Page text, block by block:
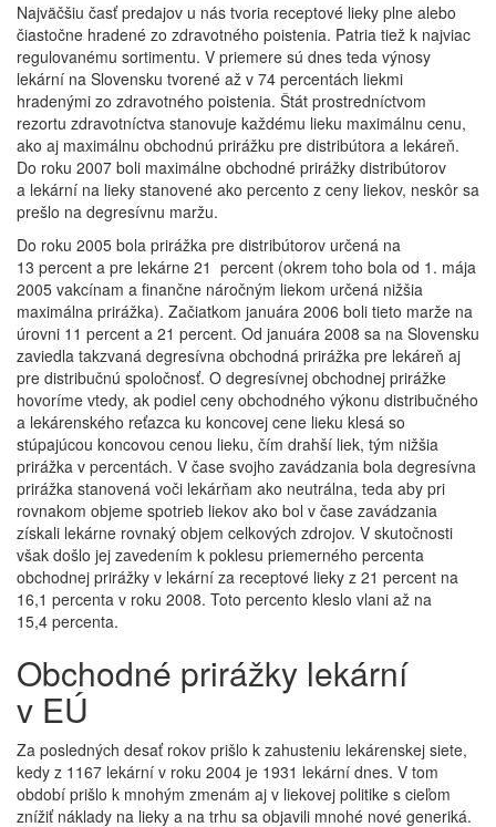
Najväčšiu časť predajov u nás tvoria receptové lieky plne alebo
čiastočne hradené zo zdravotného poistenia. Patria tiež k najviac
regulovanému sortimentu. V priemere sú dnes teda výnosy
lekární na Slovensku tvorené až v 74 percentách liekmi
hradenými zo zdravotného poistenia. Štát prostredníctvom
rezortu zdravotníctva stanovuje každému lieku maximálnu cenu,
ako aj maximálnu obchodnú prirážku pre distribútora a lekáreň.
Do roku 2007 boli maximálne obchodné prirážky distribútorov
a lekární na lieky stanovené ako percento z ceny liekov, neskôr sa
prešlo na degresívnu maržu.
Do roku 2005 bola prirážka pre distribútorov určená na
13 percent a pre lekárne 21 percent (okrem toho bola od 1. mája
2005 vakcínam a finančne náročným liekom určená nižšia
maximálna prirážka). Začiatkom januára 2006 boli tieto marže na
úrovni 11 percent a 21 percent. Od januára 2008 sa na Slovensku
zaviedla takzvaná degresívna obchodná prirážka pre lekáreň aj
pre distribučnú spoločnosť. O degresívnej obchodnej prirážke
hovoríme vtedy, ak podiel ceny obchodného výkonu distribučného
a lekárenského reťazca ku koncovej cene lieku klesá so
stúpajúcou koncovou cenou lieku, čím drahší liek, tým nižšia
prirážka v percentách. V čase svojho zavádzania bola degresívna
prirážka stanovená voči lekárňam ako neutrálna, teda aby pri
rovnakom objeme spotrieb liekov ako bol v čase zavádzania
získali lekárne rovnaký objem celkových zdrojov. V skutočnosti
však došlo jej zavedením k poklesu priemerného percenta
obchodnej prirážky v lekární za receptové lieky z 21 percent na
16,1 percenta v roku 2008. Toto percento kleslo vlani až na
15,4 percenta.
Obchodné prirážky lekární
v EÚ
Za posledných desať rokov prišlo k zahusteniu lekárenskej siete,
kedy z 1167 lekární v roku 2004 je 1931 lekární dnes. V tom
období prišlo k mnohým zmenám aj v liekovej politike s cieľom
znížiť náklady na lieky a na trhu sa objavili mnohé nové generiká.